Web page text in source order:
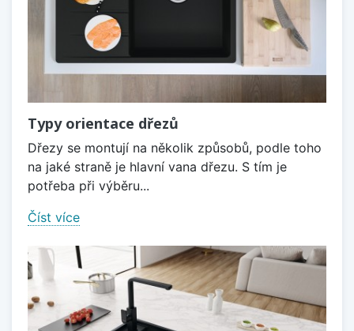
Typy orientace dřezů
Dřezy se montují na několik způsobů, podle toho
na jaké straně je hlavní vana dřezu. S tím je
potřeba při výběru...
Číst více